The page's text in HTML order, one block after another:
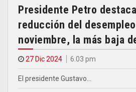
Presidente Petro
reducción del
noviembre, la más baja
27 Dic 2024 6.03 pm
El presidente Gustavo…